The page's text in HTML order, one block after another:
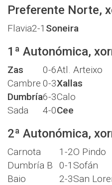
Preferente Norte,
Flavia2-1 Soneira
1ª Autonómica,
Zas 0-6Atl. Arteixo
Cambre 0-3Xallas
Dumbría6-3Calo
Sada
4-0Cee
2ª Autonómica,
Carnota 1-2O Pindo
Dumbría B
0-1 Sofán
Baio
2-3San